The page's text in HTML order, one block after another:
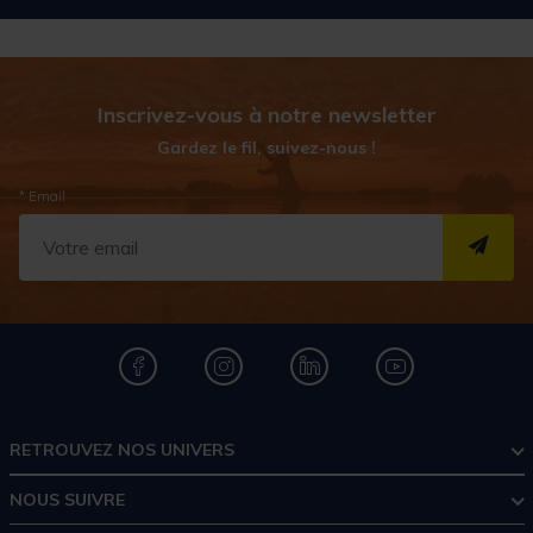
Inscrivez-vous à notre newsletter
Gardez le fil, suivez-nous !
* Email
RETROUVEZ NOS UNIVERS
NOUS SUIVRE